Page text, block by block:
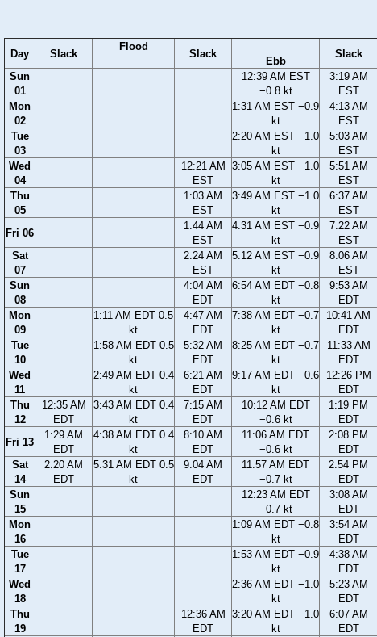
Day Slack
Flood
Slack
Ebb
Slack
Sun
01
12:39 AM EST
−0.8 kt
3:19 AM
EST
Mon
02
1:31 AM EST −0.9
kt
4:13 AM
EST
Tue
03
2:20 AM EST −1.0
kt
5:03 AM
EST
Wed
04
12:21 AM
EST
3:05 AM EST −1.0
kt
5:51 AM
EST
Thu
05
1:03 AM
EST
3:49 AM EST −1.0
kt
6:37 AM
EST
Fri 06
1:44 AM
EST
4:31 AM EST −0.9
kt
7:22 AM
EST
Sat
07
2:24 AM
EST
5:12 AM EST −0.9
kt
8:06 AM
EST
Sun
08
4:04 AM
EDT
6:54 AM EDT −0.8
kt
9:53 AM
EDT
Mon
09
1:11 AM EDT 0.5
kt
4:47 AM
EDT
7:38 AM EDT −0.7
kt
10:41 AM
EDT
Tue
10
1:58 AM EDT 0.5
kt
5:32 AM
EDT
8:25 AM EDT −0.7
kt
11:33 AM
EDT
Wed
11
2:49 AM EDT 0.4
kt
6:21 AM
EDT
9:17 AM EDT −0.6
kt
12:26 PM
EDT
Thu
12
12:35 AM
EDT
3:43 AM EDT 0.4
kt
7:15 AM
EDT
10:12 AM EDT
−0.6 kt
1:19 PM
EDT
Fri 13
1:29 AM
EDT
4:38 AM EDT 0.4
kt
8:10 AM
EDT
11:06 AM EDT
−0.6 kt
2:08 PM
EDT
Sat
14
2:20 AM
EDT
5:31 AM EDT 0.5
kt
9:04 AM
EDT
11:57 AM EDT
−0.7 kt
2:54 PM
EDT
Sun
15
12:23 AM EDT
−0.7 kt
3:08 AM
EDT
Mon
16
1:09 AM EDT −0.8
kt
3:54 AM
EDT
Tue
17
1:53 AM EDT −0.9
kt
4:38 AM
EDT
Wed
18
2:36 AM EDT −1.0
kt
5:23 AM
EDT
Thu
19
12:36 AM
EDT
3:20 AM EDT −1.0
kt
6:07 AM
EDT